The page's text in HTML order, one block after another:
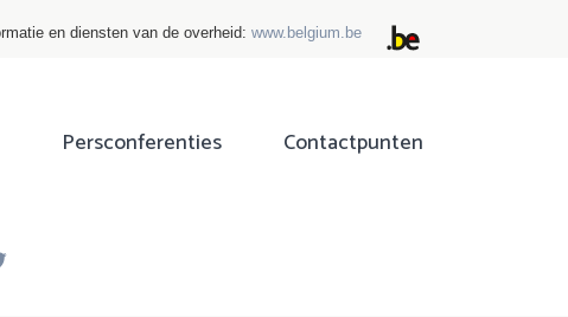
en diensten van de overheid: www.belgium.be
Persconferenties Contactpunten